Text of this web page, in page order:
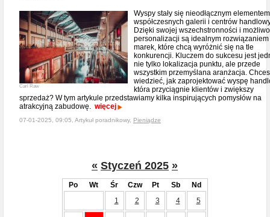
Carl Raw
Wyspy stały się nieodłącznym elementem
współczesnych galerii i centrów
Dzięki swojej wszechstronności i
personalizacji są idealnym
marek, które chcą wyróżnić się na tle
konkurencji. Kluczem do sukcesu jest
nie tylko lokalizacja punktu, ale przede
wszystkim przemyślana aranżacja.
wiedzieć, jak zaprojektować wyspę
która przyciągnie klientów i zwiększy
sprzedaż? W tym artykule przedstawiamy kilka inspirujących pomysłów na
atrakcyjną zabudowę. więcej
07-01-2025, 09:05, Artykuł poradnikowy, Pieniądze
« Styczeń 2025 »
Po Wt Śr Czw Pt Sb
Nd
1
2 3 4 5